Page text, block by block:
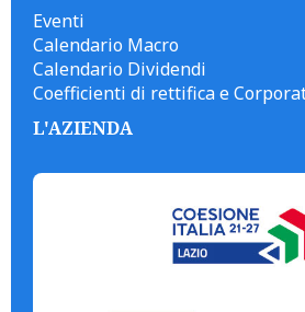
Eventi
Calendario Macro
Calendario Dividendi
Coefficienti di rettifica e
L'AZIENDA